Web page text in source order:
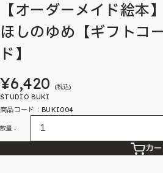
【オーダーメイド絵本】
ほしのゆめ【ギフトコ
ド】
¥6,420 (税込)
STUDIO BUKI
商品コード：BUKI004
数量：
カ